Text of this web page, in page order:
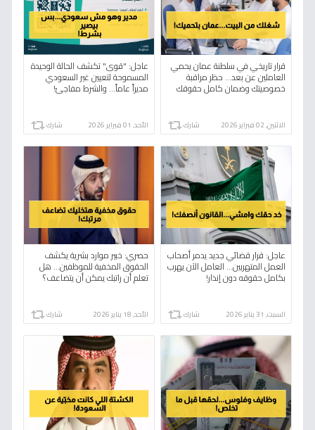
قرار تاريخي في سلطنة عمان يحمي
العاملين عن بعد… حظر مراقبة
خصوصيتك وضمان كامل حقوقك
الاثنين, 02 فبراير 2026 شارك
عاجل: "قوى" تكشف الحالة الوحيدة
المسموحة لتعيين غير السعودي
مديراً عاماً... والشرط مفاجئ!
الأحد, 01 فبراير 2026 شارك
عاجل: قرار قضائي جديد يدمر أصحاب
العمل المتهربين... العامل الآن يهرب
بكامل حقوقه دون إنذار!
السبت, 31 يناير 2026 شارك
حصري: خبير موارد بشرية يكشف
الحقوق المخفية للموظفين... هل
تعلم أن راتبك يمكن أن يتضاعف؟
الأحد, 18 يناير 2026 شارك